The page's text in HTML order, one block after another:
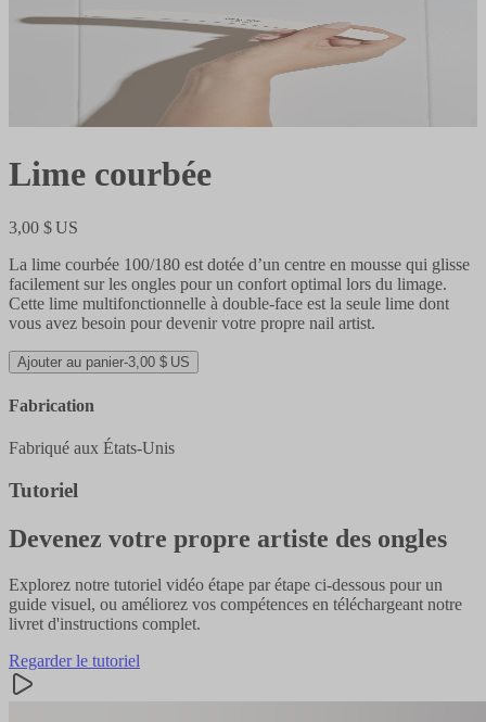
Lime courbée
3,00 $ US
La lime courbée 100/180 est dotée d’un centre en mousse qui glisse
facilement sur les ongles pour un confort optimal lors du limage.
Cette lime multifonctionnelle à double-face est la seule lime dont
vous avez besoin pour devenir votre propre nail artist.
Ajouter au panier-3,00 $ US
Fabrication
Fabriqué aux États-Unis
Tutoriel
Devenez votre propre artiste des ongles
Explorez notre tutoriel vidéo étape par étape ci-dessous pour un
guide visuel, ou améliorez vos compétences en téléchargeant notre
livret d'instructions complet.
Regarder le tutoriel